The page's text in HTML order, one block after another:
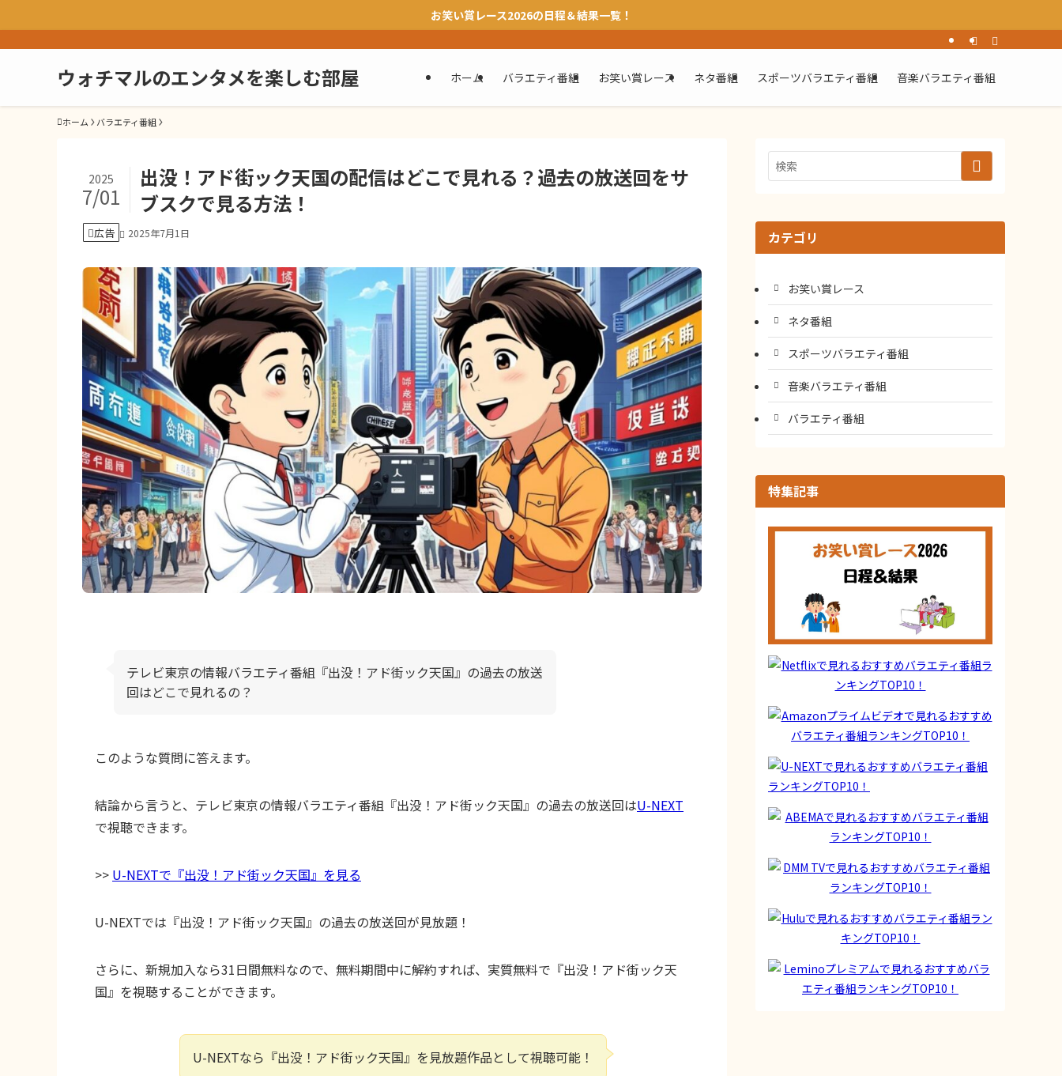
お笑い賞レース2026の日程＆結果一覧！
ウォチマルのエンタメを楽しむ部屋 ホーム バラエティ番組 お笑い賞レース ネタ番組 スポーツバラエティ番組 音楽バラエティ番組
ホーム バラエティ番組
出没！アド街ック天国の配信はどこで見れる？過去の放送回をサ
ブスクで見る方法！
2025
7/01
広告 2025年7月1日
テレビ東京の情報バラエティ番組『出没！アド街ック天国』の過去の放送
回はどこで見れるの？
このような質問に答えます。
結論から言うと、テレビ東京の情報バラエティ番組『出没！アド街ック天国』の過去の放送回はU-NEXT
で視聴できます。
>> U-NEXTで『出没！アド街ック天国』を見る
U-NEXTでは『出没！アド街ック天国』の過去の放送回が見放題！
さらに、新規加入なら31日間無料なので、無料期間中に解約すれば、実質無料で『出没！アド街ック天
国』を視聴することができます。
U-NEXTなら『出没！アド街ック天国』を見放題作品として視聴可能！
カテゴリ
お笑い賞レース
ネタ番組
スポーツバラエティ番組
音楽バラエティ番組
バラエティ番組
特集記事